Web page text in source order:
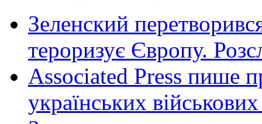
Зеленский
тероризує Європу.
Associated Press пише
українських